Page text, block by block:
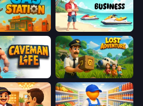
Beach Business
Life Lost Adventure